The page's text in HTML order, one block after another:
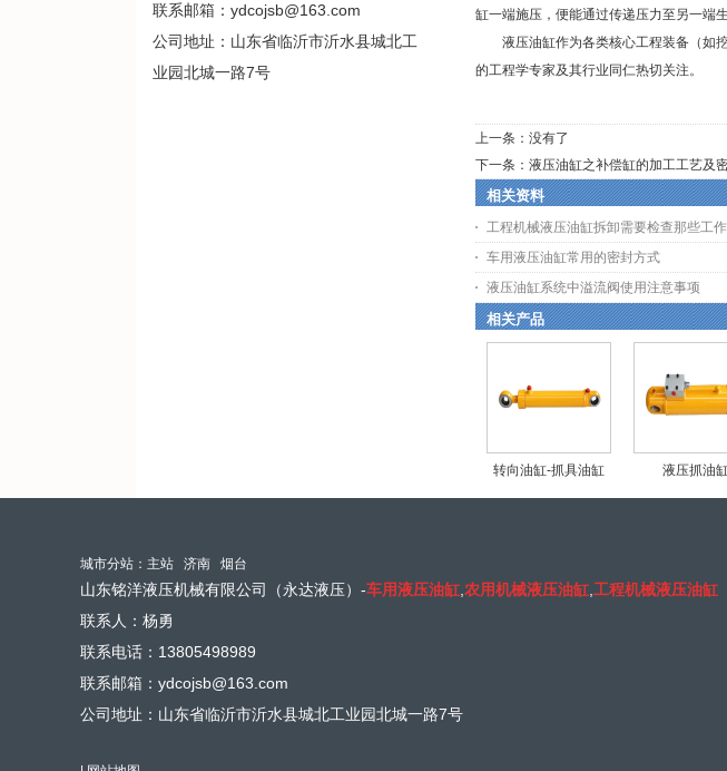
缸一端施压，便能通过传递压力至另一端
液压油缸作为各类核心工程装备（如挖
的工程学专家及其行业同仁热切关注。
上一条：没有了
下一条： 液压油缸之补偿缸的加工工艺及
相关资料
工程机械液压油缸拆卸需要检查那些工作
车用液压油缸常用的密封方式
液压油缸系统中溢流阀使用注意事项
相关产品
转向油缸-抓具油缸 液压抓油
联系邮箱：ydcojsb@163.com
公司地址：山东省临沂市沂水县城北工
业园北城一路7号
城市分站： 主站 济南 烟台
山东铭洋液压机械有限公司（永达液压） -车用液压油缸 农用机械液压油缸 工程机械液压油缸
联系人：杨勇
联系电话：13805498989
联系邮箱：ydcojsb@163.com
公司地址：山东省临沂市沂水县城北工业园北城一路7号